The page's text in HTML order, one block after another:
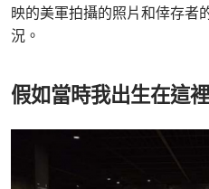
映的美軍拍攝的照片和倖存者
況。
假如當時我出生在這